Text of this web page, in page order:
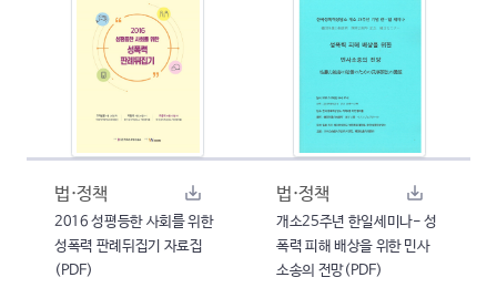
법·정책
2016 성평등한 사회를 위한
성폭력 판례뒤집기 자료집
(PDF)
법·정책
개소25주년 한일세미나- 성
폭력 피해 배상을 위한 민사
소송의 전망(PDF)